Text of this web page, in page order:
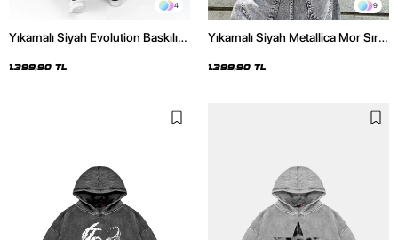
4
Yıkamalı Siyah Evolution Baskılı
Hoodie
1.399,90 TL
9
Yıkamalı Siyah Metallica Mor Sırt
Hoodie
1.399,90 TL